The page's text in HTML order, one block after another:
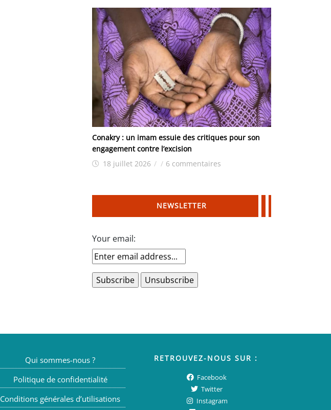
Conakry : un imam essuie des critiques pour son
engagement contre l’excision
18 juillet 2026 / / 6 commentaires
NEWSLETTER
Your email:
Qui sommes-nous ?
Politique de confidentialité
Conditions générales d’utilisations
RETROUVEZ-NOUS SUR :
Facebook
Twitter
Instagram